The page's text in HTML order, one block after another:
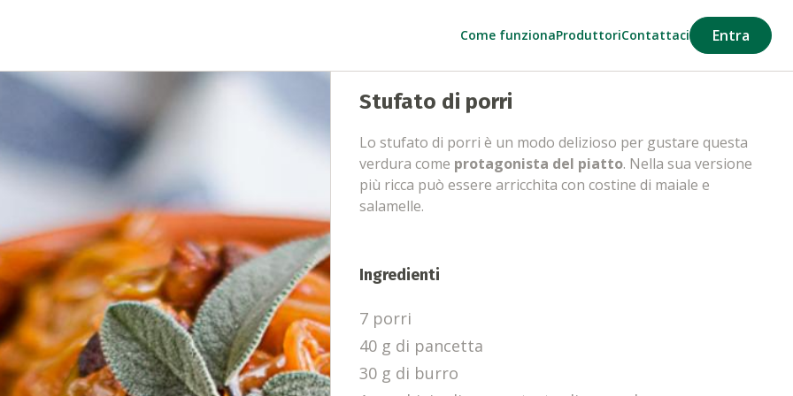
Come funzionaProduttoriContattaci Entra
Stufato di porri
Lo stufato di porri è un modo delizioso per gustare questa
verdura come protagonista del piatto. Nella sua versione
più ricca può essere arricchita con costine di maiale e
salamelle.
Ingredienti
7 porri
40 g di pancetta
30 g di burro